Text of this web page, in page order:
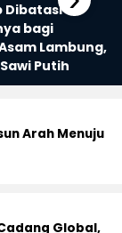
Dibatasi
bagi
Lambung,
Putih
Arah Menuju
Global,